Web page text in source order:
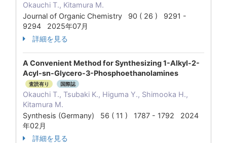
Okauchi T., Kitamura M.
Journal of Organic Chemistry 90 ( 26 ) 9291 -
9294 2025年07月
詳細を見る
A Convenient Method for Synthesizing 1-Alkyl-2-
Acyl-sn-Glycero-3-Phosphoethanolamines
査読有り 国際誌
Okauchi T., Tsubaki K., Higuma Y., Shimooka H.,
Kitamura M.
Synthesis (Germany) 56 ( 11 ) 1787 - 1792 2024
年02月
詳細を見る